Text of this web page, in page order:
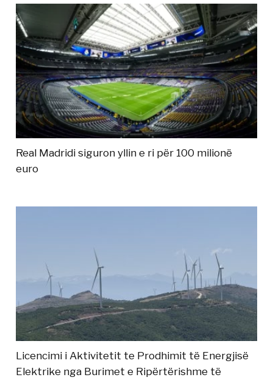
Real Madridi siguron yllin e ri për 100 milionë
euro
Licencimi i Aktivitetit te Prodhimit të Energjisë
Elektrike nga Burimet e Ripërtërishme të